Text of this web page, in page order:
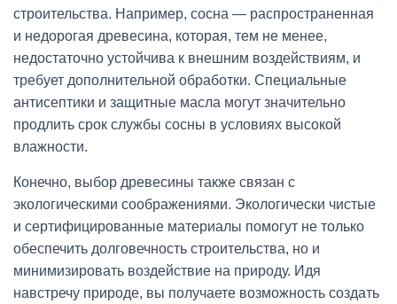
строительства. Например, сосна — распространенная
и недорогая древесина, которая, тем не менее,
недостаточно устойчива к внешним воздействиям, и
требует дополнительной обработки. Специальные
антисептики и защитные масла могут значительно
продлить срок службы сосны в условиях высокой
влажности.
Конечно, выбор древесины также связан с
экологическими соображениями. Экологически чистые
и сертифицированные материалы помогут не только
обеспечить долговечность строительства, но и
минимизировать воздействие на природу. Идя
навстречу природе, вы получаете возможность создать